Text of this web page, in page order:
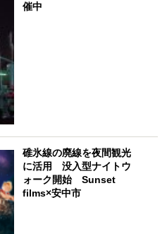
催中
碓氷線の廃線を夜間観光
に活用 没入型ナイトウ
ォーク開始 Sunset
films×安中市